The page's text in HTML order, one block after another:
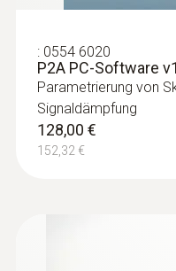
: 0554 6020
P2A PC-Software
Parametrierung von
Signaldämpfung
128,00 €
152,32 €